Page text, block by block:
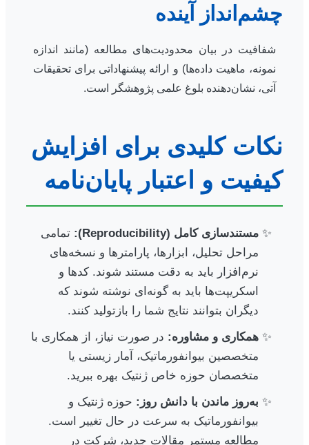
چشم‌انداز آینده
شفافیت در بیان محدودیت‌های مطالعه (مانند اندازه
نمونه، ماهیت داده‌ها) و ارائه پیشنهاداتی برای تحقیقات
آتی، نشان‌دهنده بلوغ علمی پژوهشگر است.
نکات کلیدی برای افزایش
کیفیت و اعتبار پایان‌نامه
مستندسازی کامل (Reproducibility):
تمامی
مراحل تحلیل، ابزارها، پارامترها و نسخه‌های
نرم‌افزار باید به دقت مستند شوند. کدها و
اسکریپت‌ها باید به گونه‌ای نوشته شوند که
دیگران بتوانند نتایج شما را بازتولید کنند.
همکاری و مشاوره: در صورت نیاز، از همکاری با
متخصصین بیوانفورماتیک، آمار زیستی یا
متخصصان حوزه خاص ژنتیک بهره ببرید.
به‌روز ماندن با دانش روز: حوزه ژنتیک و
بیوانفورماتیک به سرعت در حال تغییر است.
مطالعه مستمر مقالات جدید، شرکت در